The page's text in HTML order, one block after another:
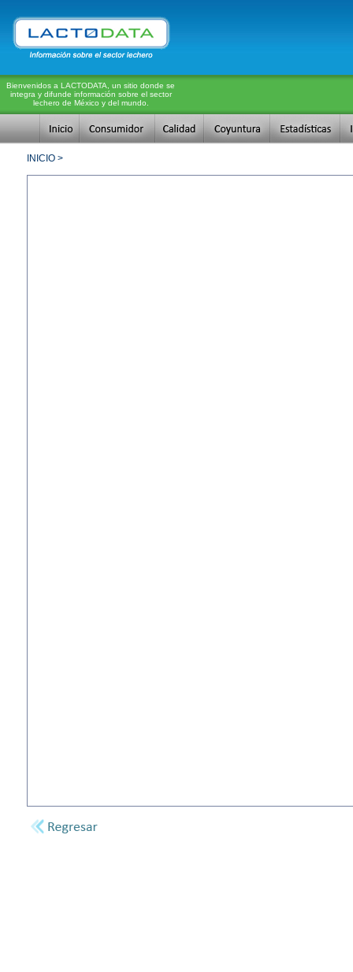
Bienvenidos a LACTODATA, un sitio donde se
integra y difunde información sobre el sector
lechero de México y del mundo.
INICIO >